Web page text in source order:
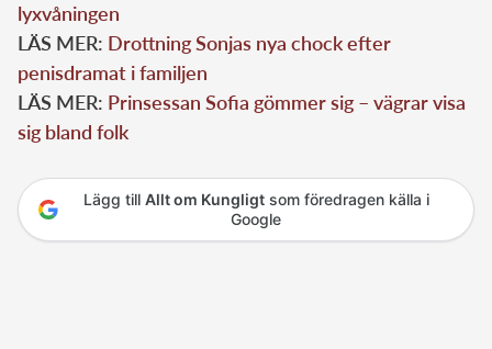
lyxvåningen
LÄS MER: Drottning Sonjas nya chock efter
penisdramat i familjen
LÄS MER: Prinsessan Sofia gömmer sig – vägrar visa
sig bland folk
Lägg till Allt om Kungligtsom föredragen källa i
Google